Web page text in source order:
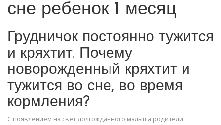
сне ребенок 1 месяц
Грудничок постоянно тужится
и кряхтит. Почему
новорожденный кряхтит и
тужится во сне, во время
кормления?
С появлением на свет долгожданного малыша родители